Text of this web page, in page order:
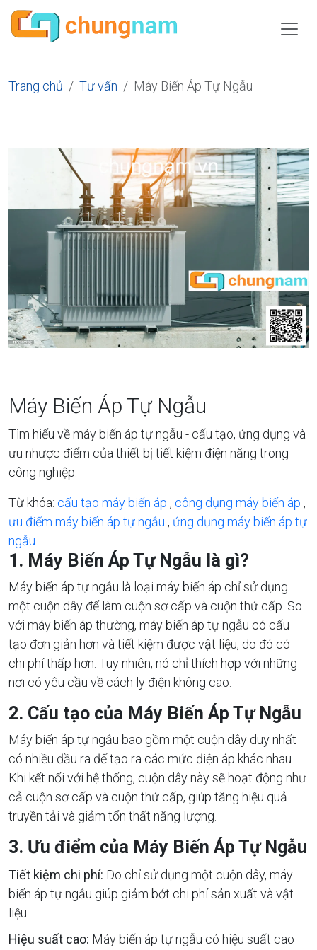
Trang chủ Tư vấn Máy Biến Áp Tự Ngẫu
Máy Biến Áp Tự Ngẫu
Tìm hiểu về máy biến áp tự ngẫu - cấu tạo, ứng dụng và
ưu nhược điểm của thiết bị tiết kiệm điện năng trong
công nghiệp.
Từ khóa: cấu tạo máy biến áp , công dụng máy biến áp ,
ưu điểm máy biến áp tự ngẫu , ứng dụng máy biến áp tự
ngẫu
1. Máy Biến Áp Tự Ngẫu là gì?
Máy biến áp tự ngẫu là loại máy biến áp chỉ sử dụng
một cuộn dây để làm cuộn sơ cấp và cuộn thứ cấp. So
với máy biến áp thường, máy biến áp tự ngẫu có cấu
tạo đơn giản hơn và tiết kiệm được vật liệu, do đó có
chi phí thấp hơn. Tuy nhiên, nó chỉ thích hợp với những
nơi có yêu cầu về cách ly điện không cao.
2. Cấu tạo của Máy Biến Áp Tự Ngẫu
Máy biến áp tự ngẫu bao gồm một cuộn dây duy nhất
có nhiều đầu ra để tạo ra các mức điện áp khác nhau.
Khi kết nối với hệ thống, cuộn dây này sẽ hoạt động như
cả cuộn sơ cấp và cuộn thứ cấp, giúp tăng hiệu quả
truyền tải và giảm tổn thất năng lượng.
3. Ưu điểm của Máy Biến Áp Tự Ngẫu
Tiết kiệm chi phí: Do chỉ sử dụng một cuộn dây, máy
biến áp tự ngẫu giúp giảm bớt chi phí sản xuất và vật
liệu.
Hiệu suất cao: Máy biến áp tự ngẫu có hiệu suất cao